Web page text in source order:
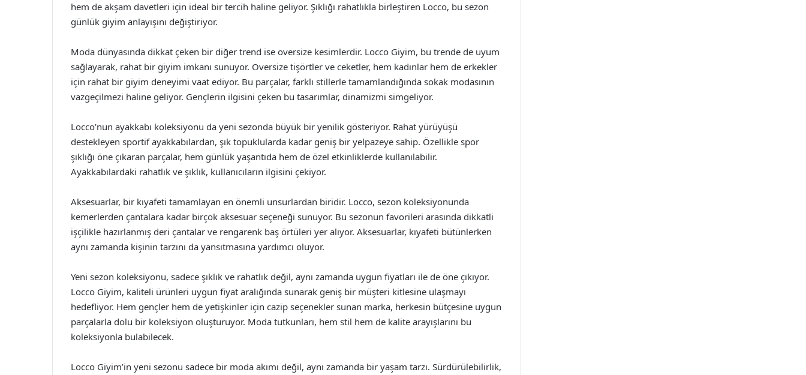
hem de akşam davetleri için ideal bir tercih haline geliyor. Şıklığı rahatlıkla birleştiren Locco, bu sezon
günlük giyim anlayışını değiştiriyor.
Moda dünyasında dikkat çeken bir diğer trend ise oversize kesimlerdir. Locco Giyim, bu trende de uyum
sağlayarak, rahat bir giyim imkanı sunuyor. Oversize tişörtler ve ceketler, hem kadınlar hem de erkekler
için rahat bir giyim deneyimi vaat ediyor. Bu parçalar, farklı stillerle tamamlandığında sokak modasının
vazgeçilmezi haline geliyor. Gençlerin ilgisini çeken bu tasarımlar, dinamizmi simgeliyor.
Locco’nun ayakkabı koleksiyonu da yeni sezonda büyük bir yenilik gösteriyor. Rahat yürüyüşü
destekleyen sportif ayakkabılardan, şık topuklularda kadar geniş bir yelpazeye sahip. Özellikle spor
şıklığı öne çıkaran parçalar, hem günlük yaşantıda hem de özel etkinliklerde kullanılabilir.
Ayakkabılardaki rahatlık ve şıklık, kullanıcıların ilgisini çekiyor.
Aksesuarlar, bir kıyafeti tamamlayan en önemli unsurlardan biridir. Locco, sezon koleksiyonunda
kemerlerden çantalara kadar birçok aksesuar seçeneği sunuyor. Bu sezonun favorileri arasında dikkatli
işçilikle hazırlanmış deri çantalar ve rengarenk baş örtüleri yer alıyor. Aksesuarlar, kıyafeti bütünlerken
aynı zamanda kişinin tarzını da yansıtmasına yardımcı oluyor.
Yeni sezon koleksiyonu, sadece şıklık ve rahatlık değil, aynı zamanda uygun fiyatları ile de öne çıkıyor.
Locco Giyim, kaliteli ürünleri uygun fiyat aralığında sunarak geniş bir müşteri kitlesine ulaşmayı
hedefliyor. Hem gençler hem de yetişkinler için cazip seçenekler sunan marka, herkesin bütçesine uygun
parçalarla dolu bir koleksiyon oluşturuyor. Moda tutkunları, hem stil hem de kalite arayışlarını bu
koleksiyonla bulabilecek.
Locco Giyim’in yeni sezonu sadece bir moda akımı değil, aynı zamanda bir yaşam tarzı. Sürdürülebilirlik,